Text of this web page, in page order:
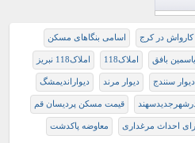
کارواش در کرج اسامی بنگاهای مسکن
بافق املاک118 املاک118 نبریز
دیوار سنندج دیوار مرند دیواراندیمشگ
قیمت مسکن پردیسان قم
احداث مرغداری معاوضه پاکدشت